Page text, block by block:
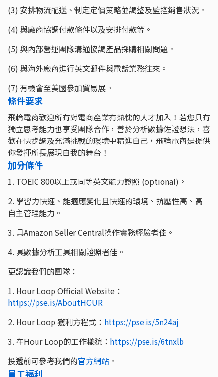
(3) 安排物流配送、制定定價策略並調整及監控銷售狀況。
(4) 與廠商協調付款條件以及安排付款等。
(5) 與內部營運團隊溝通協調產品採購相關問題。
(6) 與海外廠商進行英文郵件與電話業務往來。
(7) 有機會至美國參加貿易展。
條件要求
飛輪電商歡迎所有對電商產業有熱忱的人才加入！若您具有
獨立思考能力也享受團隊合作，善於分析數據佐證想法，喜
歡在快步調及充滿挑戰的環境中精進自己，飛輪電商是提供
你發揮所長展現自我的舞台！
加分條件
1. TOEIC 800以上或同等英文能力證照 (optional)。
2. 學習力快速、能適應變化且快速的環境、抗壓性高、高
自主管理能力。
3. 具Amazon Seller Central操作實務經驗者佳。
4. 具數據分析工具相關證照者佳。
更認識我們的團隊：
1. Hour Loop Official Website：
https://pse.is/AboutHOUR
2. Hour Loop 獲利方程式： https://pse.is/5n24aj
3. 在Hour Loop的工作樣貌： https://pse.is/6tnxlb
投遞前可參考我們的官方網站 。
員工福利